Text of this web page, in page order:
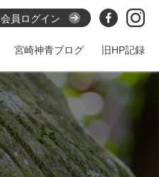
会員ログイン
宮崎神青ブログ 旧HP記録